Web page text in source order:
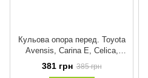
Кульова опора перед. Toyota
Avensis, Carina E, Celica,
Corolla, Picnic 1.3-2.2D 04.92-
02.03
381 грн 385 грн